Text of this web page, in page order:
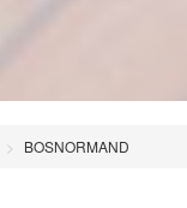
BOSNORMAND